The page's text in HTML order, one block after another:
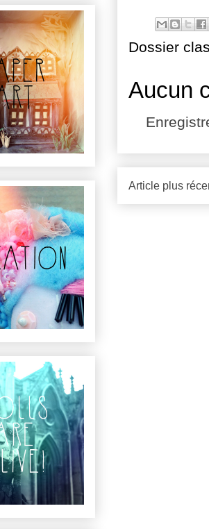
Dossier
Aucun
Article plus